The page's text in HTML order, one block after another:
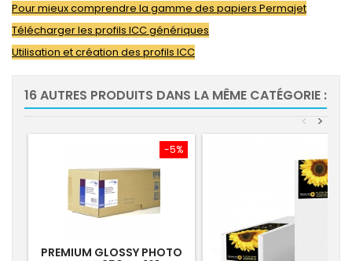
Pour mieux comprendre la gamme des papiers Permajet
Télécharger les profils ICC génériques
Utilisation et création des profils ICC
16 AUTRES PRODUITS DANS LA MÊME CATÉGORIE :
>
<
-5%
PREMIUM GLOSSY PHOTO